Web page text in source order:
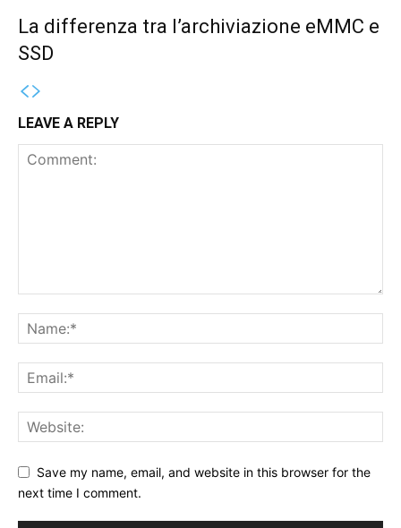
La differenza tra l’archiviazione eMMC e
SSD
LEAVE A REPLY
Save my name, email, and website in this browser for the
next time I comment.